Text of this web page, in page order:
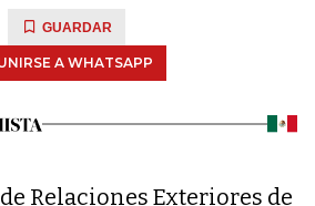
GUARDAR
A WHATSAPP
Relaciones Exteriores de